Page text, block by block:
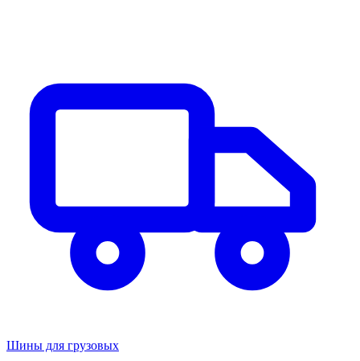
Шины для грузовых